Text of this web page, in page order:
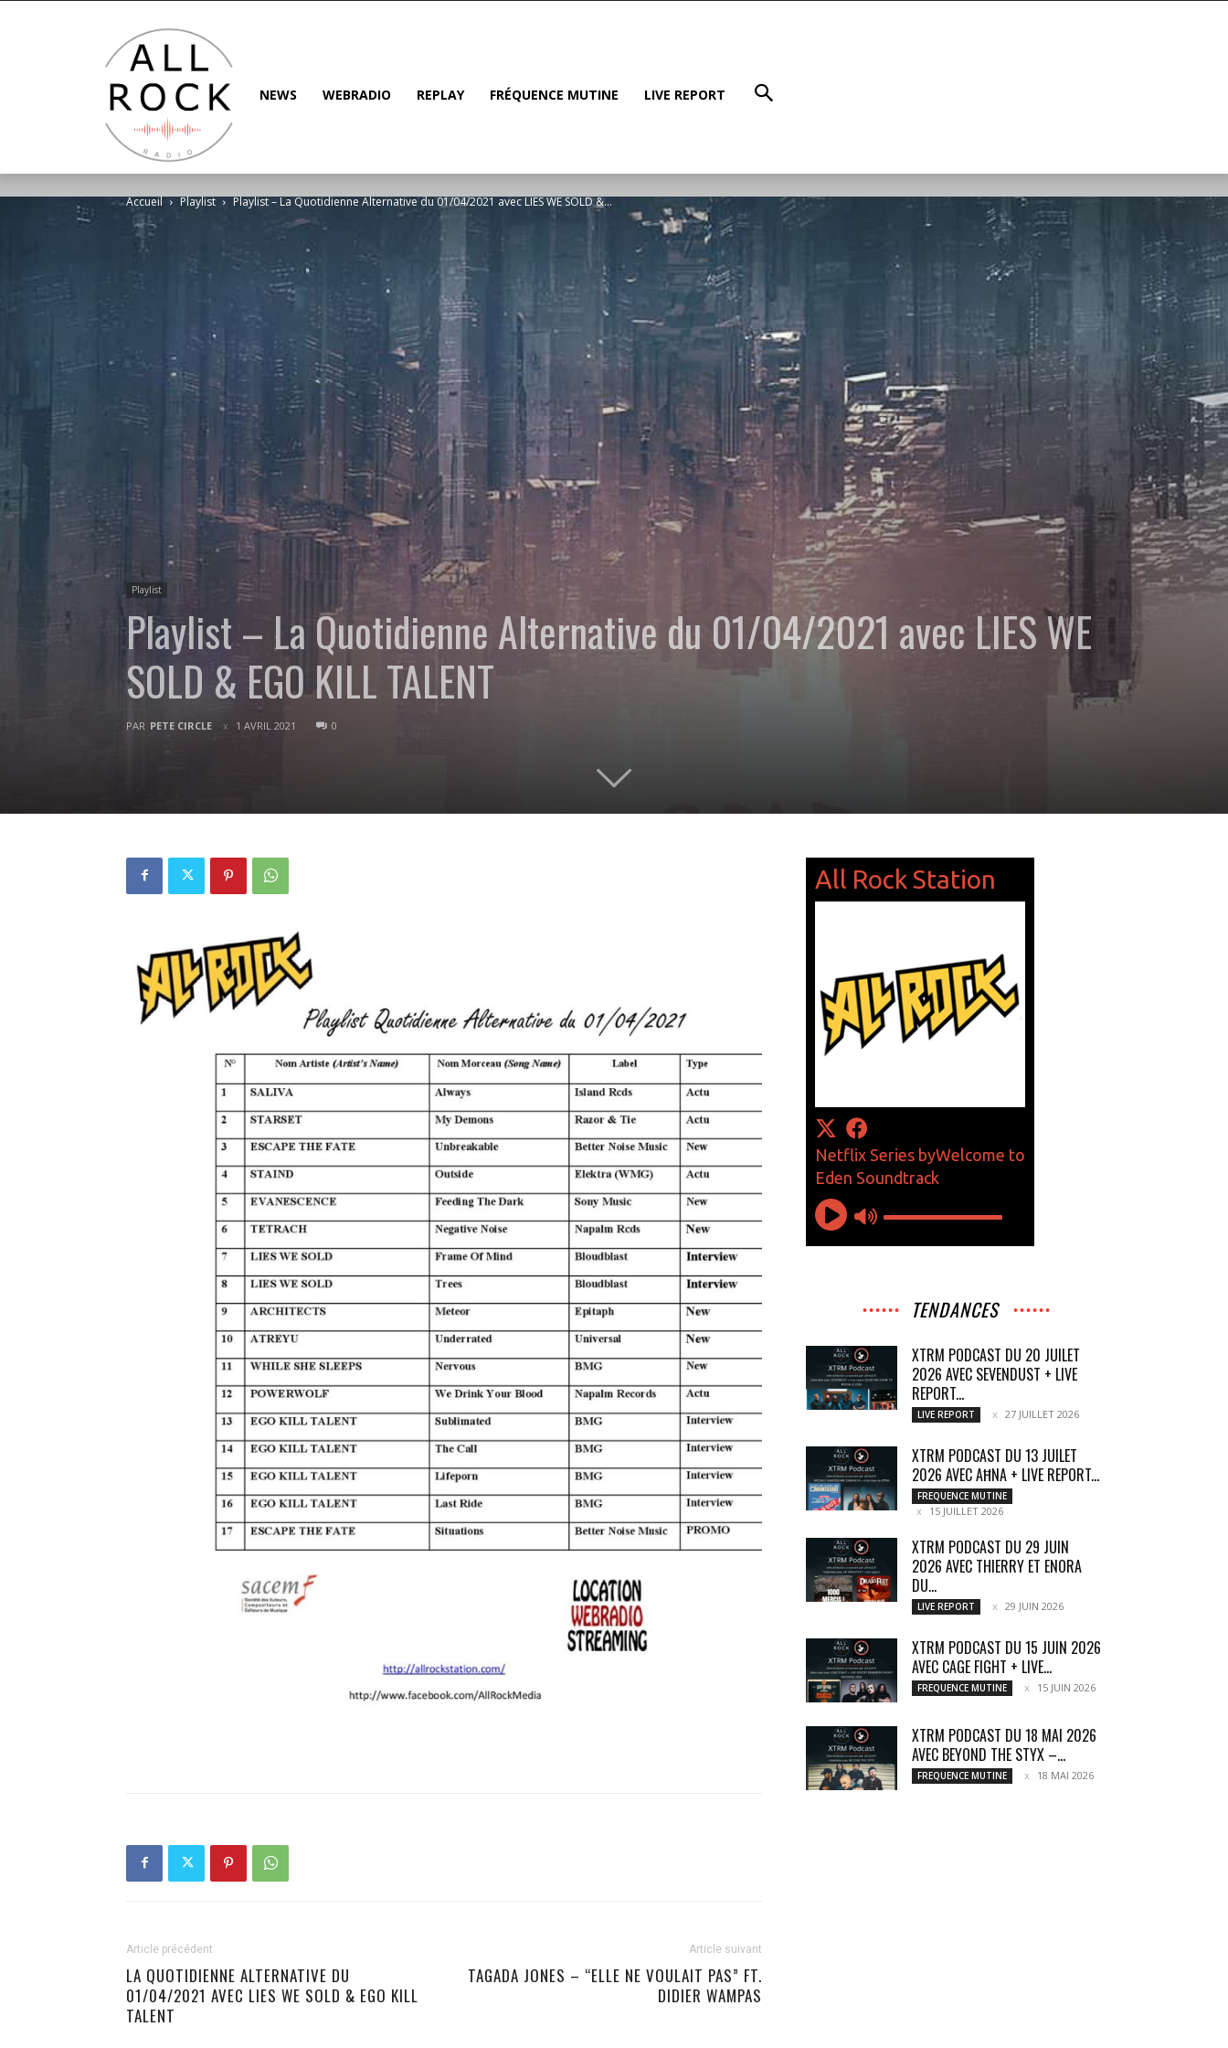
NEWS WEBRADIO REPLAY FRÉQUENCE MUTINE LIVE REPORT
Accueil Playlist Playlist – La Quotidienne Alternative du 01/04/2021 avec LIES WE SOLD &...
Playlist
Playlist – La Quotidienne Alternative du 01/04/2021 avec LIES WE
SOLD & EGO KILL TALENT
PAR PETE CIRCLE 1 AVRIL 2021 0
Article précédent
LA QUOTIDIENNE ALTERNATIVE DU
01/04/2021 AVEC LIES WE SOLD & EGO KILL
TALENT
Article suivant
TAGADA JONES – “ELLE NE VOULAIT PAS” FT.
DIDIER WAMPAS
TENDANCES
XTRM PODCAST DU 20 JUILET
2026 AVEC SEVENDUST + LIVE
REPORT...
LIVE REPORT 27 JUILLET 2026
XTRM PODCAST DU 13 JUILET
2026 AVEC AĦNA + LIVE REPORT...
FREQUENCE MUTINE
15 JUILLET 2026
XTRM PODCAST DU 29 JUIN
2026 AVEC THIERRY ET ENORA
DU...
LIVE REPORT 29 JUIN 2026
XTRM PODCAST DU 15 JUIN 2026
AVEC CAGE FIGHT + LIVE...
FREQUENCE MUTINE 15 JUIN 2026
XTRM PODCAST DU 18 MAI 2026
AVEC BEYOND THE STYX –...
FREQUENCE MUTINE 18 MAI 2026